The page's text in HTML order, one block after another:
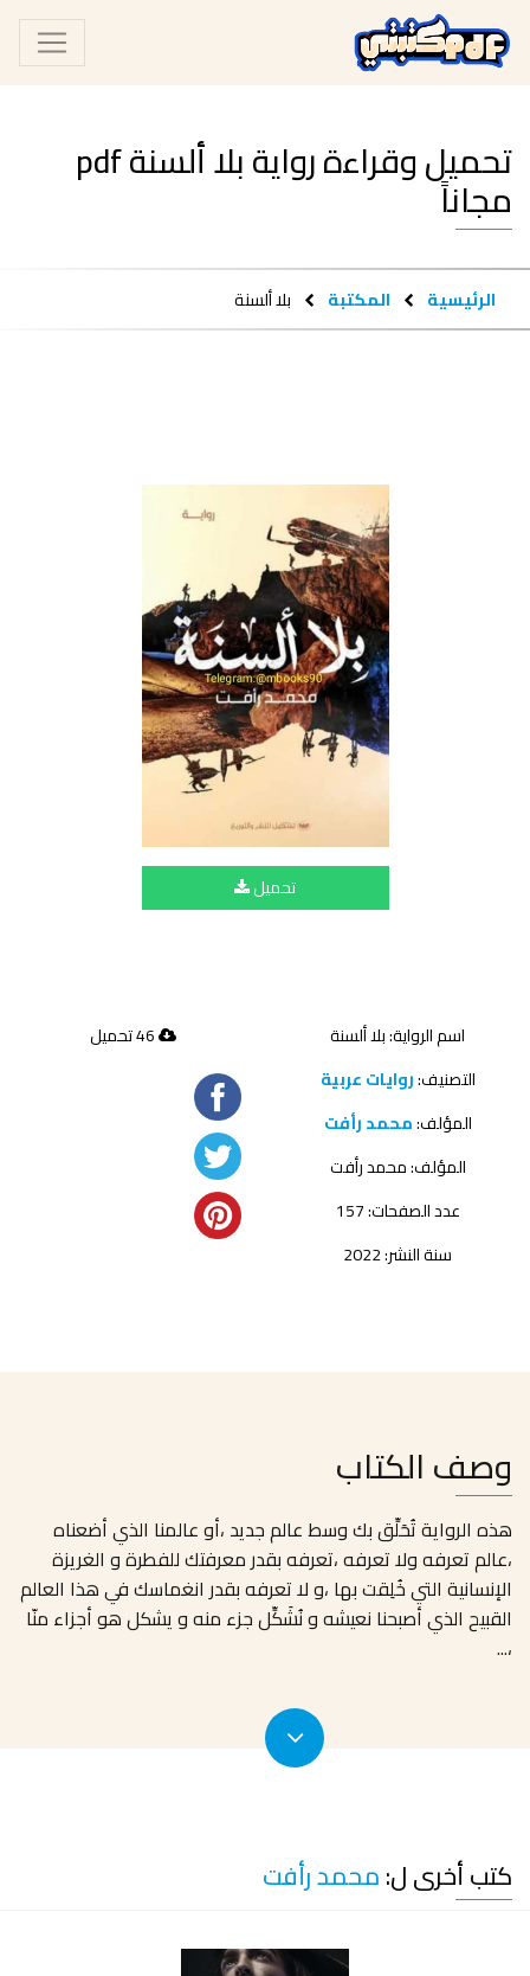
تحميل وقراءة رواية بلا ألسنة pdf
مجاناً
الرئيسية المكتبة بلا ألسنة
تحميل
اسم الرواية: بلا ألسنة
التصنيف:روايات عربية
المؤلف:محمد رأفت
المؤلف:محمد رأفت
عدد الصفحات: 157
سنة النشر: 2022
وصف الكتاب
هذه الرواية تُحَلِّق بك وسط عالم جديد ،أو عالمنا الذي أضعناه
،عالم تعرفه ولا تعرفه ،تعرفه بقدر معرفتك للفطرة و الغريزة
الإنسانية التي خُلِقت بها ،و لا تعرفه بقدر انغماسك في هذا العالم
القبيح الذي أصبحنا نعيشه و نُشَكِّل جزء منه و يشكل هو أجزاء منّا
،...
كتب أخرى ل:محمد رأفت